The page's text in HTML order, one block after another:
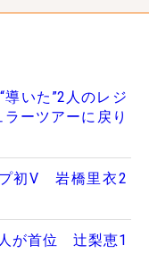
いた”2人のレジ
ーツアーに戻り
初V 岩橋里衣2
が首位 辻梨恵1